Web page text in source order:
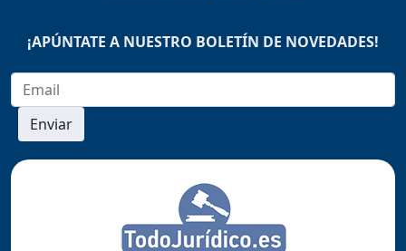
¡APÚNTATE A NUESTRO BOLETÍN DE NOVEDADES!
Enviar